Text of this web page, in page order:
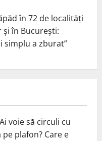
în 72 de localități
și în București:
simplu a zburat”
voie să circuli cu
plafon? Care e